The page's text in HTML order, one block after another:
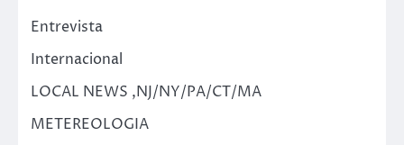
Entrevista
Internacional
LOCAL NEWS ,NJ/NY/PA/CT/MA
METEREOLOGIA